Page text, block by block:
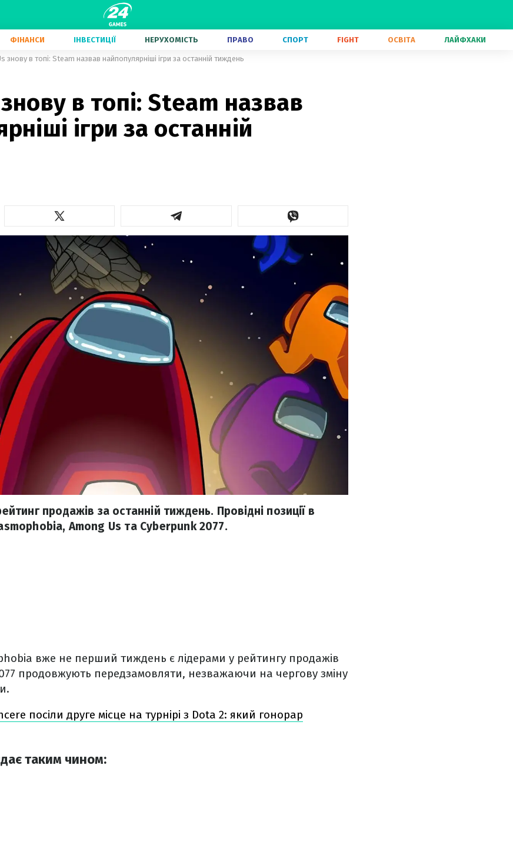
ФІНАНСИ ІНВЕСТИЦІЇ НЕРУХОМІСТЬ ПРАВО СПОРТ FIGHT ОСВІТА ЛАЙФХАКИ
знову в топі: Steam назвав найпопулярніші ігри за останній тиждень
в топі: Steam назвав
ігри за останній
продажів за останній тиждень. Провідні позиції в
Among Us та Cyberpunk 2077.
вже не перший тиждень є лідерами у рейтингу продажів
продовжують передзамовляти, незважаючи на чергову зміну
посіли друге місце на турнірі з Dota 2: який гонорар
таким чином: